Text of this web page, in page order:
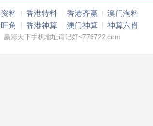
料 香港特料 香港齐赢
澳门淘料
角
香港神算 澳门神算 神算六肖
赢彩天下手机地址请记好~776722.com